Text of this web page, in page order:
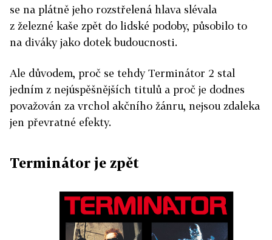
se na plátně jeho rozstřelená hlava slévala
z železné kaše zpět do lidské podoby, působilo to
na diváky jako dotek budoucnosti.
Ale důvodem, proč se tehdy Terminátor 2 stal
jedním z nejúspěšnějších titulů a proč je dodnes
považován za vrchol akčního žánru, nejsou zdaleka
jen převratné efekty.
Terminátor je zpět